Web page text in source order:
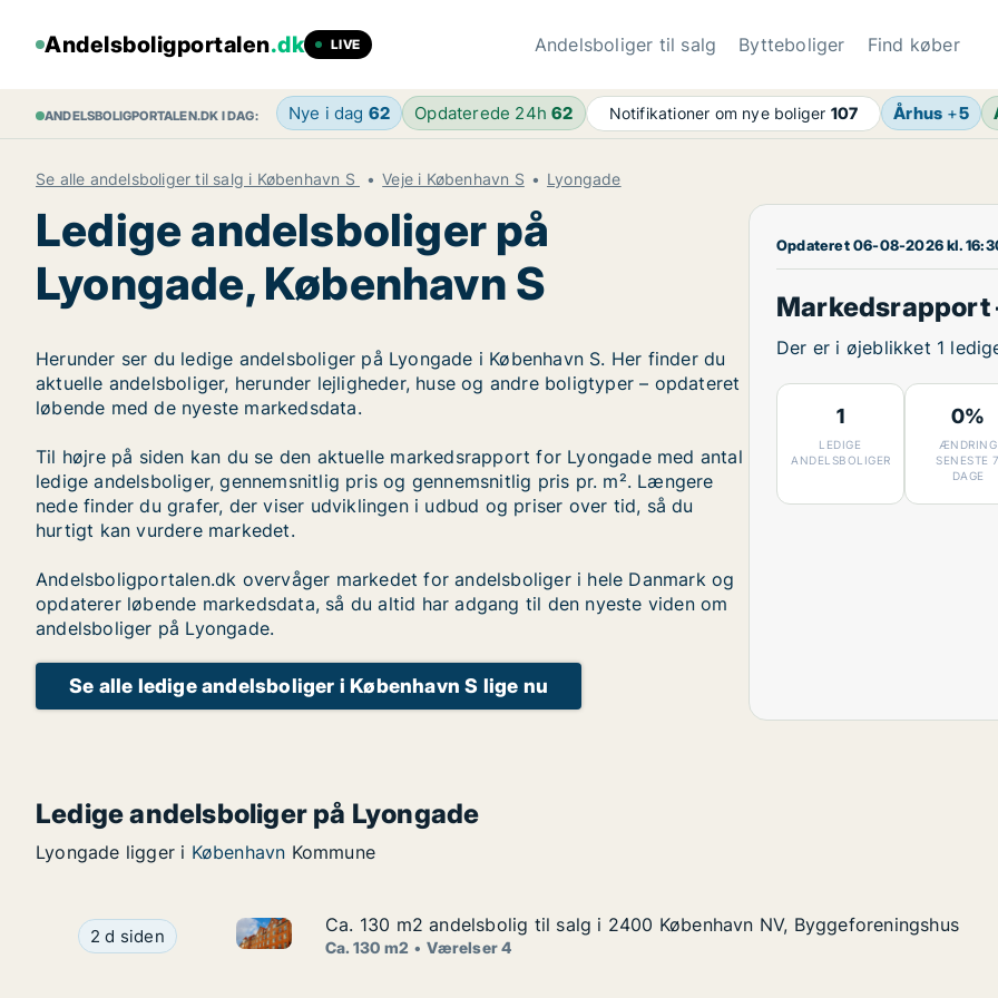
Andelsboligportalen.dk LIVE Andelsboliger til salg Bytteboliger Find køber
ANDELSBOLIGPORTALEN.DK I DAG: Nye i dag 62 Opdaterede 24h62 Notifikationer om nye boliger 107 Århus +5
Se alle andelsboliger til salg i København S Veje i København S Lyongade
Ledige andelsboliger på
Lyongade, København S
Herunder ser du ledige andelsboliger på Lyongade i København S. Her finder du
aktuelle andelsboliger, herunder lejligheder, huse og andre boligtyper – opdateret
løbende med de nyeste markedsdata.
Til højre på siden kan du se den aktuelle markedsrapport for Lyongade med antal
ledige andelsboliger, gennemsnitlig pris og gennemsnitlig pris pr. m². Længere
nede finder du grafer, der viser udviklingen i udbud og priser over tid, så du
hurtigt kan vurdere markedet.
Andelsboligportalen.dk overvåger markedet for andelsboliger i hele Danmark og
opdaterer løbende markedsdata, så du altid har adgang til den nyeste viden om
andelsboliger på Lyongade.
Se alle ledige andelsboliger i København S lige nu
Opdateret 06-08-2026 kl.
Markedsrapport
Der er i øjeblikket 1
1
LEDIGE
ANDELSBOLIGER
0%
ÆNDRING
SENESTE 7
DAGE
Ledige andelsboliger på Lyongade
Lyongade ligger i København Kommune
Ca. 130 m2 andelsbolig til salg i 2400 København NV, Byggeforeningshus
2 d siden Ca. 130 m2 andelsbolig til salg i 2400 København NV, Byggeforeningshus
Ca. 130 m2 andelsbolig til salg i 2400 København NV, Byggeforeningshus
Ca. 130 m2 andelsbolig til salg i 2400 København NV, Byggeforeningshus
Ca. 130 m2 Værelser 4